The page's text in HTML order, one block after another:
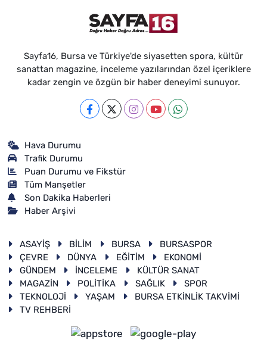
Sayfa16, Bursa ve Türkiye'de siyasetten spora, kültür
sanattan magazine, inceleme yazılarından özel içeriklere
kadar zengin ve özgün bir haber deneyimi sunuyor.
Hava Durumu
Trafik Durumu
Puan Durumu ve Fikstür
Tüm Manşetler
Son Dakika Haberleri
Haber Arşivi
ASAYİŞ BİLİM BURSA
BURSASPOR
ÇEVRE
DÜNYA EĞİTİM
EKONOMİ
GÜNDEM
İNCELEME
KÜLTÜR SANAT
MAGAZİN
POLİTİKA SAĞLIK
SPOR
TEKNOLOJİ
YAŞAM
BURSA ETKİNLİK TAKVİMİ
TV REHBERİ